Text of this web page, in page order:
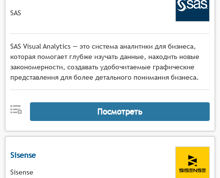
SAS
SAS Visual Analytics — это система аналитики для бизнеса,
которая помогает глубже изучать данные, находить новые
закономерности, создавать удобочитаемые графические
представления для более детального понимания бизнеса.
Посмотреть
Sisense
Sisense